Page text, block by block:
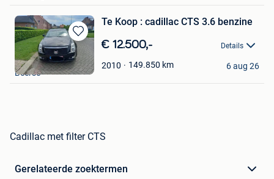
Bewaren
in
Mijn
Favorieten
Te Koop : cadillac CTS 3.6 benzine
€ 12.500,- Details
2010 149.850 km
Pat2000
Beerse
6 aug 26
Cadillac met filter CTS
Gerelateerde zoektermen